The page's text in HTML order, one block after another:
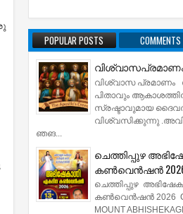
POPULAR POSTS COMMENTS
വിശ്വാസപ്രമാണം -
വിശ്വാസ
പിതാവും
സ്രഷ്ടാവുമായ
വിശ്വസിക്കുന്നു
ഞങ...
ചെത്തിപ്പുഴ
കൺവെൻഷൻ
ചെത്തിപ്പുഴ
കൺവെൻഷൻ 2026
MOUNT